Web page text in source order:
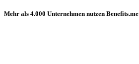
Mehr als 4.000 Unternehmen nutzen Benefits.me